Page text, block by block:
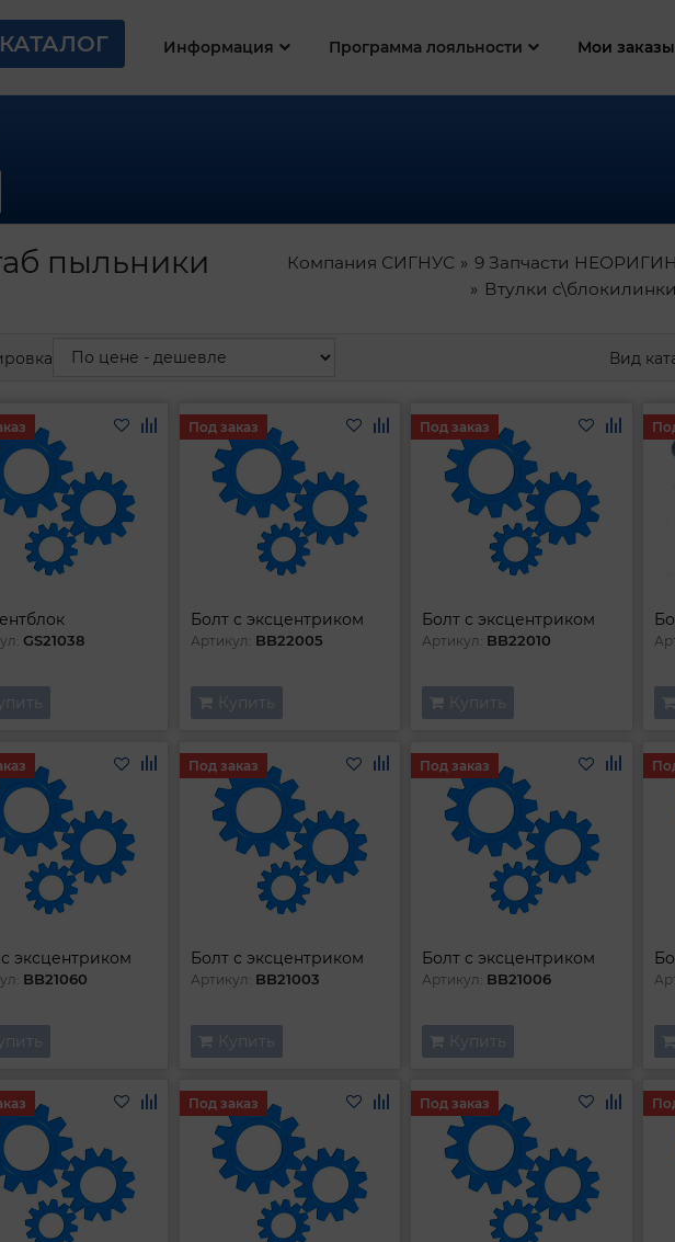
КАТАЛОГ Информация Программа лояльности Мои заказы
пыльники
Компания СИГНУС 9 Запчасти
Втулки
Вид
GS21038
Болт с эксцентриком
Артикул: BB22005
Под заказ
Купить
Болт с эксцентриком
Артикул: BB22010
Под заказ
Купить
эксцентриком
BB21060
Болт с эксцентриком
Артикул: BB21003
Под заказ
Купить
Болт с эксцентриком
Артикул: BB21006
Под заказ
Купить
Под заказ Под заказ